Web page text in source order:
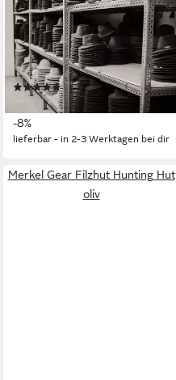
LA CHASSE®
Filzhut Roll-Jagdhut aus 100%
Wolle Wollhut Outdoorhut
Oliv/grün von Oefele
(1)
119,99 € UVP129,99 €
-8%
lieferbar - in 2-3 Werktagen bei dir
Merkel Gear Filzhut Hunting Hut
oliv